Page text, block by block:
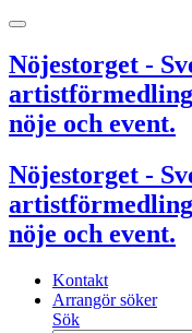
Nöjestorget -
nöje och event.
Nöjestorget -
nöje och event.
Kontakt
Arrangör söker
Sök